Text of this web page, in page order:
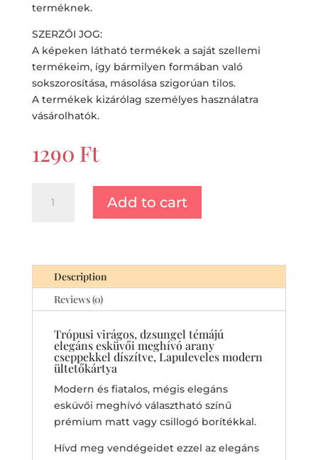
terméknek.
SZERZŐI JOG:
A képeken látható termékek a saját szellemi
termékeim, így bármilyen formában való
sokszorosítása, másolása szigorúan tilos.
A termékek kizárólag személyes használatra
vásárolhatók.
1290 Ft
virágos,
esküvői
meghívó
arany
díszítve,
Lapuleveles
modern
ültetőkártya
quantity
Add to cart
Description
Reviews (0)
Trópusi virágos, dzsungel témájú
elegáns esküvői meghívó arany
cseppekkel díszítve, Lapuleveles modern
ültetőkártya
Modern és fiatalos, mégis elegáns
esküvői meghívó választható színű
prémium matt vagy csillogó borítékkal.
Hívd meg vendégeidet ezzel az elegáns